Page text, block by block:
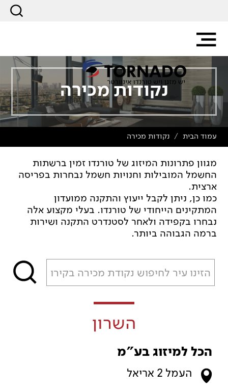
נקודות מכירה
עמוד הבית / נקודות מכירה
מגוון פתרונות המיזוג של טורנדו זמין ברשתות
החשמל המובילות וחנויות חשמל נבחרות בפריסה
ארצית.
כמו כן, ניתן לקבל ייעוץ והתקנה ממועדון
המתקינים הייחודי של טורנדו. בעלי מקצוע אלה
נבחרו בקפידה ולאחר לסטנדרט התקנה ושירות
ברמה הגבוהה ביותר.
השרון
הכל למיזוג בע"מ
העמל 2 אריאל